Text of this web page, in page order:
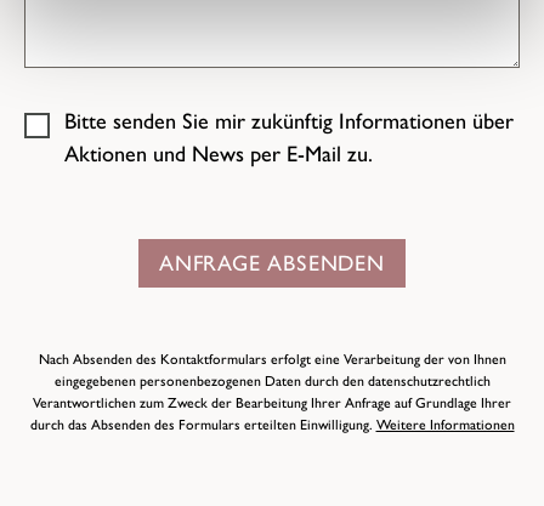
Bitte senden Sie mir zukünftig Informationen über
Aktionen und News per E-Mail zu.
ANFRAGE ABSENDEN
Nach Absenden des Kontaktformulars erfolgt eine Verarbeitung der von Ihnen
eingegebenen personenbezogenen Daten durch den datenschutzrechtlich
Verantwortlichen zum Zweck der Bearbeitung Ihrer Anfrage auf Grundlage Ihrer
durch das Absenden des Formulars erteilten Einwilligung. Weitere Informationen